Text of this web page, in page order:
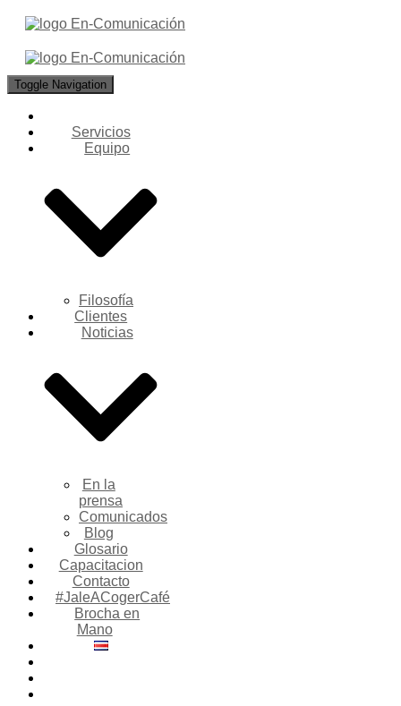
Toggle Navigation
Servicios
Equipo
Filosofía
Clientes
Noticias
En la
prensa
Comunicados
Blog
Glosario
Capacitacion
Contacto
#JaleACogerCafé
Brocha en
Mano